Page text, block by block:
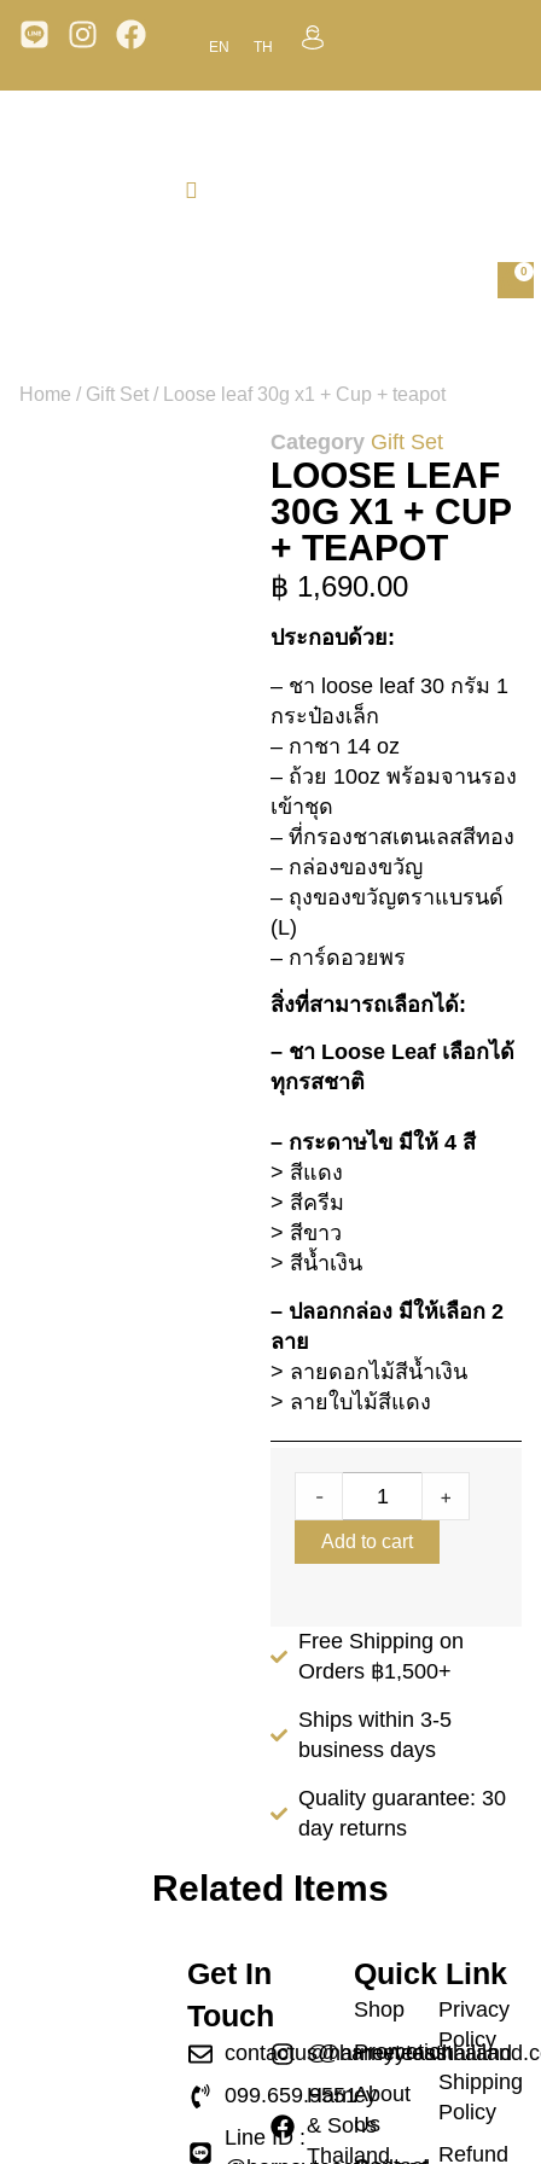
EN TH
0
Home / Gift Set / Loose leaf 30g x1 + Cup + teapot
Category Gift Set
LOOSE LEAF
30G X1 + CUP
+ TEAPOT
฿ 1,690.00
ประกอบด้วย:
– ชา loose leaf 30 กรัม 1
กระป๋องเล็ก
– กาชา 14 oz
– ถ้วย 10oz พร้อมจานรอง
เข้าชุด
– ที่กรองชาสเตนเลสสีทอง
– กล่องของขวัญ
– ถุงของขวัญตราแบรนด์
(L)
– การ์ดอวยพร
สิ่งที่สามารถเลือกได้:
– ชา Loose Leaf เลือกได้
ทุกรสชาติ
– กระดาษไข มีให้ 4 สี
> สีแดง
> สีครีม
> สีขาว
> สีน้ำเงิน
– ปลอกกล่อง มีให้เลือก 2
ลาย
> ลายดอกไม้สีน้ำเงิน
> ลายใบไม้สีแดง
- +
Add to cart
Free Shipping on
Orders ฿1,500+
Ships within 3-5
business days
Quality guarantee: 30
day returns
Related Items
Quick Link
Shop
Promotion
About
Us
Privacy
Policy
Shipping
Policy
Refund
Get In
Touch
099.659.9551
Line ID :
@harneyteasthailand
Harney
& Sons
Thailand